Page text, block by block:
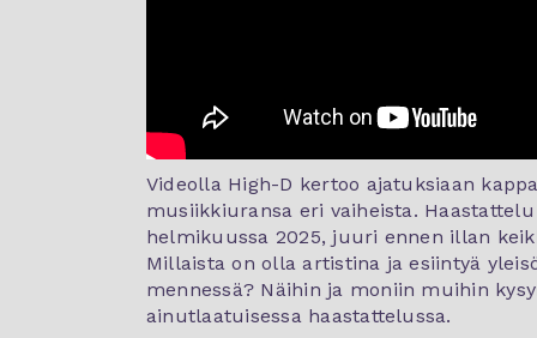
Videolla High-D kertoo ajatuksiaan
musiikkiuransa eri vaiheista.
helmikuussa 2025, juuri ennen illan
Millaista on olla artistina ja esiintyä
mennessä? Näihin ja moniin muihin
ainutlaatuisessa haastattelussa.